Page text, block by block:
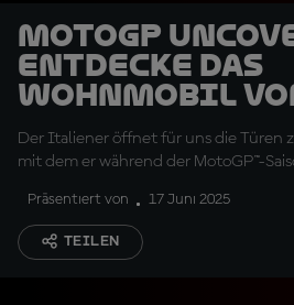
MotoGP
Entdecke das
Wohnmobil
Bastianini!
Der Italiener öffnet für uns die Türen
mit dem er während der MotoGP™-
Präsentiert von 17 Juni 2025
TEILEN